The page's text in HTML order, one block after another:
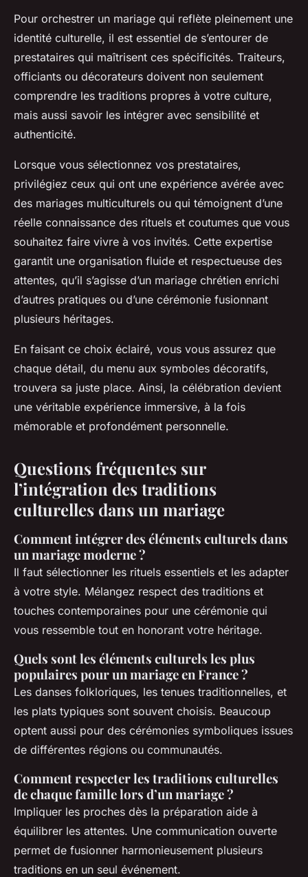
Pour orchestrer un mariage qui reflète pleinement une
identité culturelle, il est essentiel de s’entourer de
prestataires qui maîtrisent ces spécificités. Traiteurs,
officiants ou décorateurs doivent non seulement
comprendre les traditions propres à votre culture,
mais aussi savoir les intégrer avec sensibilité et
authenticité.
Lorsque vous sélectionnez vos prestataires,
privilégiez ceux qui ont une expérience avérée avec
des mariages multiculturels ou qui témoignent d’une
réelle connaissance des rituels et coutumes que vous
souhaitez faire vivre à vos invités. Cette expertise
garantit une organisation fluide et respectueuse des
attentes, qu’il s’agisse d’un mariage chrétien enrichi
d’autres pratiques ou d’une cérémonie fusionnant
plusieurs héritages.
En faisant ce choix éclairé, vous vous assurez que
chaque détail, du menu aux symboles décoratifs,
trouvera sa juste place. Ainsi, la célébration devient
une véritable expérience immersive, à la fois
mémorable et profondément personnelle.
Questions fréquentes sur
l’intégration des traditions
culturelles dans un mariage
Comment intégrer des éléments culturels dans
un mariage moderne ?
Il faut sélectionner les rituels essentiels et les adapter
à votre style. Mélangez respect des traditions et
touches contemporaines pour une cérémonie qui
vous ressemble tout en honorant votre héritage.
Quels sont les éléments culturels les plus
populaires pour un mariage en France ?
Les danses folkloriques, les tenues traditionnelles, et
les plats typiques sont souvent choisis. Beaucoup
optent aussi pour des cérémonies symboliques issues
de différentes régions ou communautés.
Comment respecter les traditions culturelles
de chaque famille lors d’un mariage ?
Impliquer les proches dès la préparation aide à
équilibrer les attentes. Une communication ouverte
permet de fusionner harmonieusement plusieurs
traditions en un seul événement.